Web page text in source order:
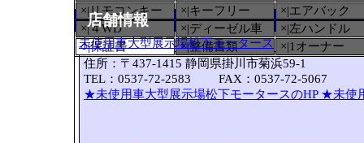
×|リモコンキー
×|キーフリー
×|エアバック
×|４WD
×|ディーゼル車
×|左ハンドル
○|保証書 ×|整備書類 ×|1オーナー
店舗情報
未使用車大型展示場松下モータース
住所：〒437-1415 静岡県掛川市菊浜59-1
TEL：0537-72-2583 FAX：0537-72-5067
★未使用車大型展示場松下モータースのHP ★未使